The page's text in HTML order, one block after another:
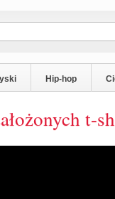
Hip-hop
t-